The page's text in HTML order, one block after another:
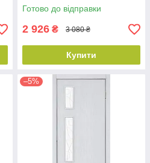
Готово до відправки
2 926 ₴ 3 080 ₴
Купити
–5%